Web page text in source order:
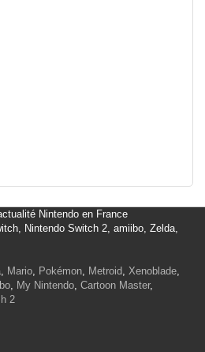
Nintendo en France
Nintendo Switch 2, amiibo, Zelda,
, Mario, Pokémon, Metroid, Xenoblade,
, My Nintendo, Cartoon Master,
2